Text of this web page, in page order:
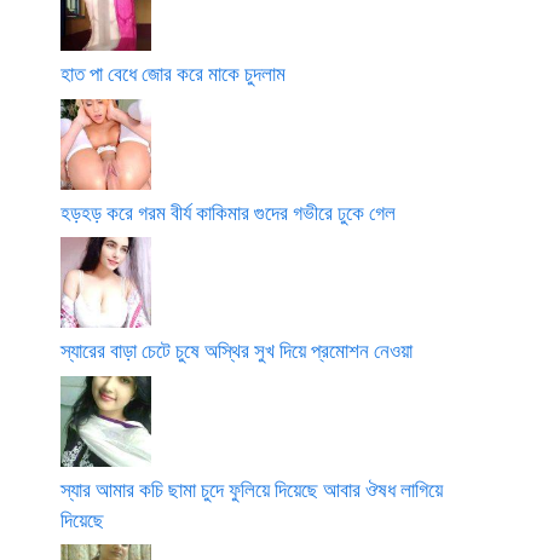
হাত পা বেধে জোর করে মাকে চুদলাম
হড়হড় করে গরম বীর্য কাকিমার গুদের গভীরে ঢুকে গেল
স্যারের বাড়া চেটে চুষে অস্থির সুখ দিয়ে প্রমোশন নেওয়া
স্যার আমার কচি ছামা চুদে ফুলিয়ে দিয়েছে আবার ঔষধ লাগিয়ে
দিয়েছে